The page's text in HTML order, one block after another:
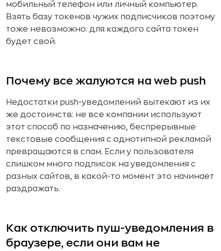
мобильный телефон или личный компьютер.
Взять базу токенов чужих подписчиков поэтому
тоже невозможно: для каждого сайта токен
будет свой.
Почему все жалуются на web push
Недостатки push-уведомлений вытекают из их
же достоинств: не все компании используют
этот способ по назначению, беспрерывные
текстовые сообщения с однотипной рекламой
превращаются в спам. Если у пользователя
слишком много подписок на уведомления с
разных сайтов, в какой-то момент это начинает
раздражать.
Как отключить пуш-уведомления в
браузере, если они вам не